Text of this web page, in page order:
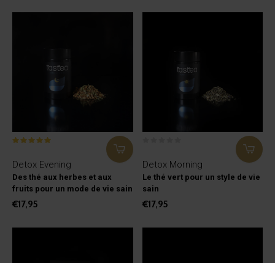
Detox Evening
Des thé aux herbes et aux
fruits pour un mode de vie sain
€17,95
Detox Morning
Le thé vert pour un style de vie
sain
€17,95